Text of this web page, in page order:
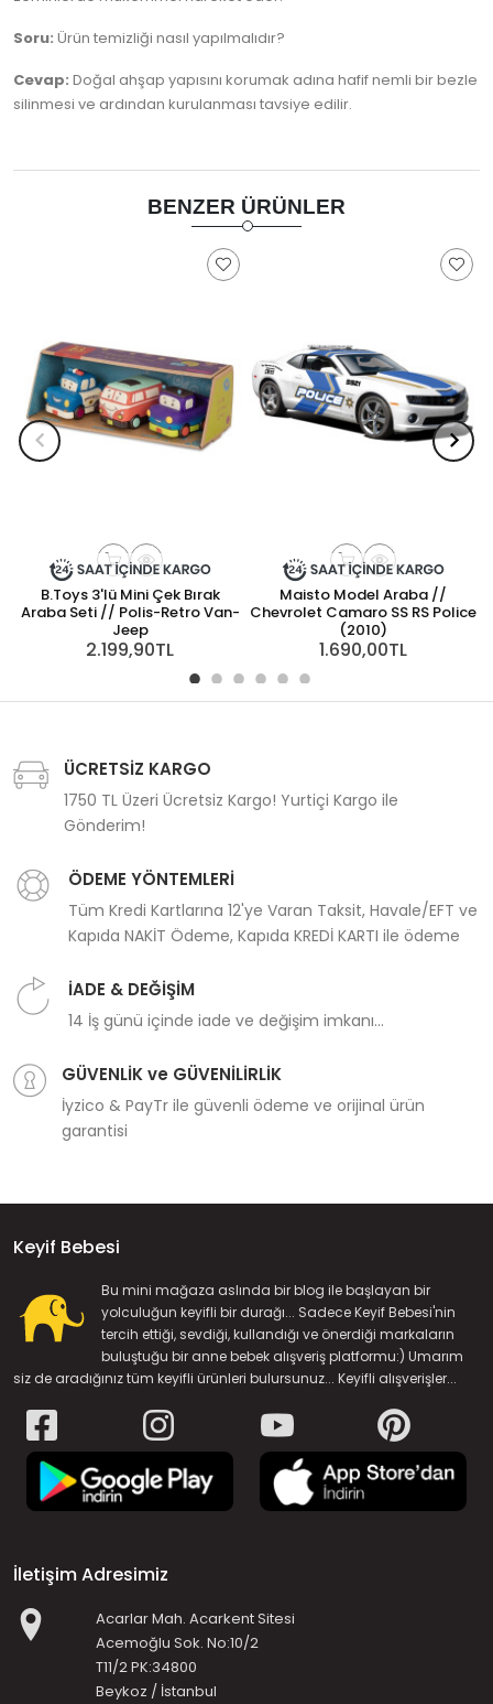
Soru: Ürün temizliği nasıl yapılmalıdır?
Cevap: Doğal ahşap yapısını korumak adına hafif nemli bir bezle
silinmesi ve ardından kurulanması tavsiye edilir.
BENZER ÜRÜNLER
B.Toys 3'lü Mini Çek Bırak
Araba Seti // Polis-Retro Van-
Jeep
2.199,90TL
Maisto Model Araba //
Chevrolet Camaro SS RS Police
(2010)
1.690,00TL
ÜCRETSİZ KARGO
1750 TL Üzeri Ücretsiz Kargo! Yurtiçi Kargo ile
Gönderim!
ÖDEME YÖNTEMLERİ
Tüm Kredi Kartlarına 12'ye Varan Taksit, Havale/EFT ve
Kapıda NAKİT Ödeme, Kapıda KREDİ KARTI ile ödeme
İADE & DEĞİŞİM
14 İş günü içinde iade ve değişim imkanı...
GÜVENLİK ve GÜVENİLİRLİK
İyzico & PayTr ile güvenli ödeme ve orijinal ürün
garantisi
Keyif Bebesi
Bu mini mağaza aslında bir blog ile başlayan bir
yolculuğun keyifli bir durağı... Sadece Keyif Bebesi'nin
tercih ettiği, sevdiği, kullandığı ve önerdiği markaların
buluştuğu bir anne bebek alışveriş platformu:) Umarım
siz de aradığınız tüm keyifli ürünleri bulursunuz... Keyifli alışverişler...
İletişim Adresimiz
Acarlar Mah. Acarkent Sitesi
Acemoğlu Sok. No:10/2
T11/2 PK:34800
Beykoz / İstanbul